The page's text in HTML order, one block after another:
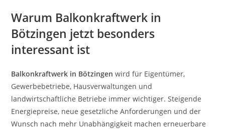
Warum Balkonkraftwerk in
Bötzingen jetzt besonders
interessant ist
Balkonkraftwerk in Bötzingen wird für Eigentümer,
Gewerbebetriebe, Hausverwaltungen und
landwirtschaftliche Betriebe immer wichtiger. Steigende
Energiepreise, neue gesetzliche Anforderungen und der
Wunsch nach mehr Unabhängigkeit machen erneuerbare